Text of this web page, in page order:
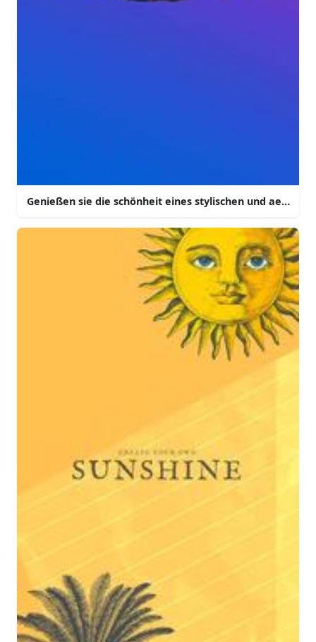
Genießen sie die schönheit eines stylischen und